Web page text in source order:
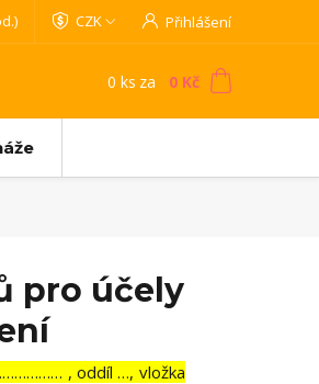
CZK Přihlášení
0 ks za 0 Kč
pro účely
, oddíl …, vložka